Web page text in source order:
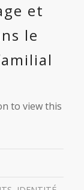
et
le
to view this